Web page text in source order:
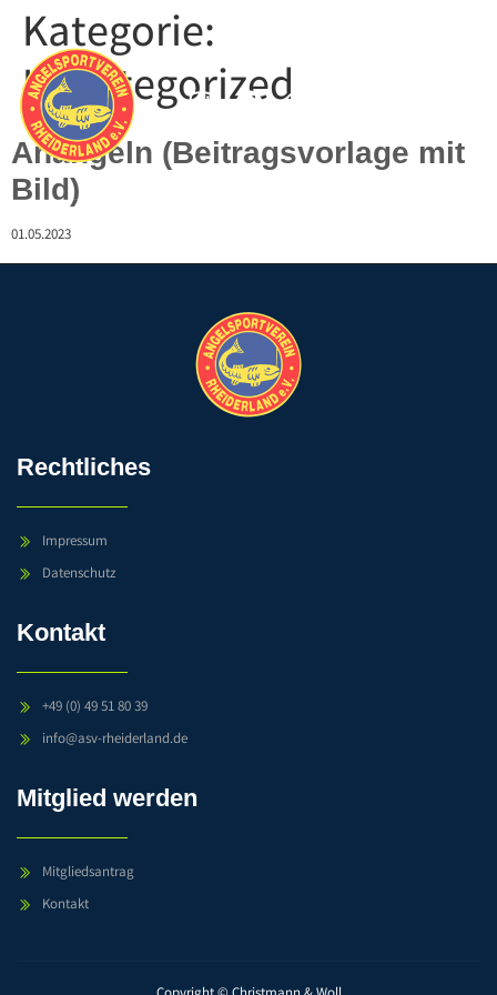
Kategorie:
Uncategorized
Anangeln (Beitragsvorlage mit
Bild)
01.05.2023
Rechtliches
Impressum
Datenschutz
Kontakt
+49 (0) 49 51 80 39
info@asv-rheiderland.de
Mitglied werden
Mitgliedsantrag
Kontakt